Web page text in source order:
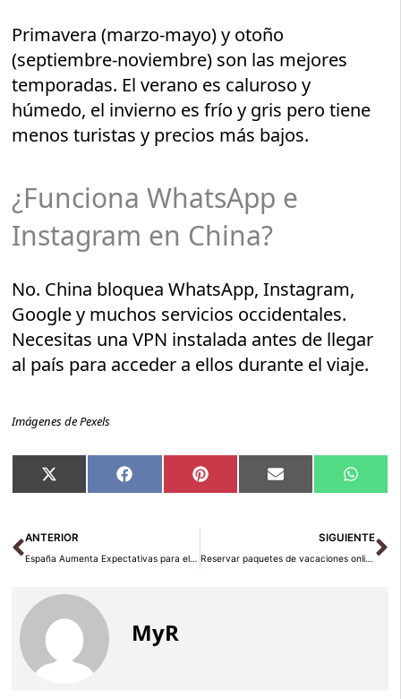
Primavera (marzo-mayo) y otoño
(septiembre-noviembre) son las mejores
temporadas. El verano es caluroso y
húmedo, el invierno es frío y gris pero tiene
menos turistas y precios más bajos.
¿Funciona WhatsApp e
Instagram en China?
No. China bloquea WhatsApp, Instagram,
Google y muchos servicios occidentales.
Necesitas una VPN instalada antes de llegar
al país para acceder a ellos durante el viaje.
Imágenes de Pexels
Compartir
en
X
(Twitter)
Compartir
en
Facebook Compartir
en
Pinterest Compartir
en
Email
en
Ant
ANTERIOR
España Aumenta Expectativas para el Mundial: Incremento en Búsquedas de Vuelos a México y EE. UU.
SIGUIENTE
Reservar paquetes de vacaciones online sin errores
MyR